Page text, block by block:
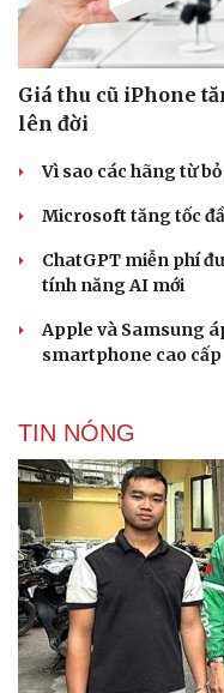
Cải chính
Giá thu cũ iPhone
lên đời
Vì sao các hãng từ
Microsoft tăng tốc
ChatGPT miễn phí
tính năng AI mới
Apple và Samsung
smartphone cao cấp
TIN NÓNG